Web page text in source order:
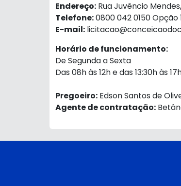
Endereço: Rua Juvêncio
Telefone:0800 042 0150 Opção
E-mail:
Horário de funcionamento:
De Segunda a Sexta
Das 08h às 12h e das 13:30h às
Pregoeiro: Edson Santos de
Agente de contratação: